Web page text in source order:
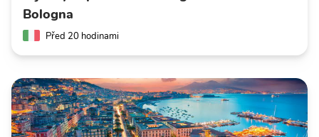
Bologna
Před 20 hodinami